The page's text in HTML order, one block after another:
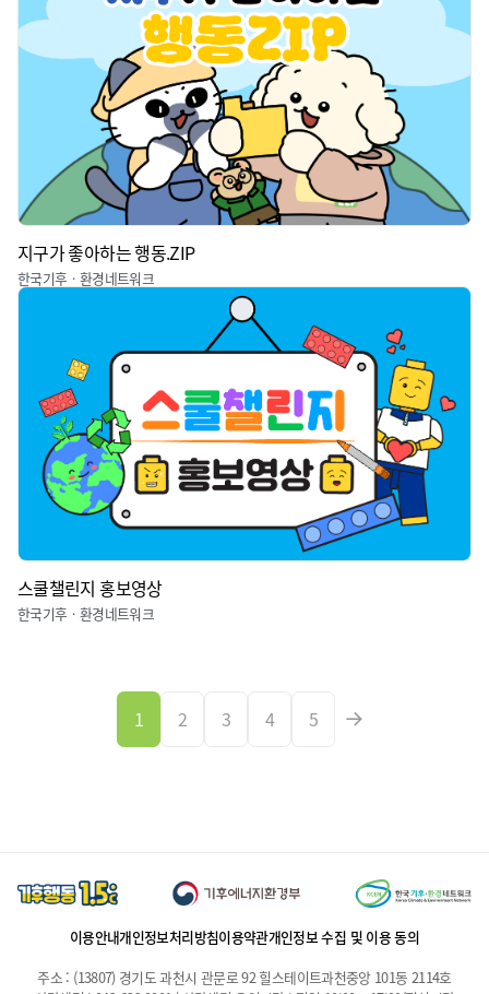
지구가 좋아하는 행동.ZIP
한국기후ㆍ환경네트워크
스쿨챌린지 홍보영상
한국기후ㆍ환경네트워크
1 2 3 4 5
이용안내개인정보처리방침이용약관개인정보 수집 및 이용 동의
주소 : (13807) 경기도 과천시 관문로 92 힐스테이트과천중앙 101동 2114호